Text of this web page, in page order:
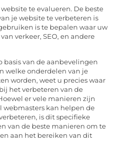
te evalueren. De beste
je website te verbeteren is
is te bepalen waar uw
verkeer, SEO, en andere
basis van de aanbevelingen
welke onderdelen van je
worden, weet u precies waar
het verbeteren van de
er vele manieren zijn
webmasters kan helpen de
is dit specifieke
van de beste manieren om te
aan het bereiken van dit